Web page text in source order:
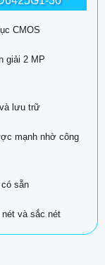
CMOS
giải 2 MP
lưu trữ
mạnh nhờ công
sẵn
nét và sắc nét